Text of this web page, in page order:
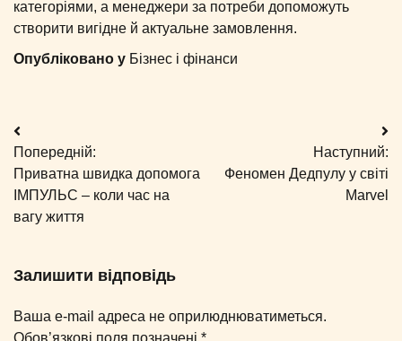
категоріями, а менеджери за потреби допоможуть
створити вигідне й актуальне замовлення.
Опубліковано у Бізнес і фінанси
Навігація
записів
Попередній:
Приватна швидка допомога
ІМПУЛЬС – коли час на
вагу життя
Наступний:
Феномен Дедпулу у світі
Marvel
Залишити відповідь
Ваша e-mail адреса не оприлюднюватиметься.
Обов’язкові поля позначені *